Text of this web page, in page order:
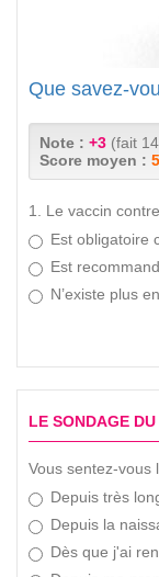
Que savez-
Note : +3 (fait
Score moyen :
1. Le vaccin
Est obligatoire
Est
N’existe plus
LE SONDAGE
Vous sentez-vous
Depuis très
Depuis la
Dès que j'ai